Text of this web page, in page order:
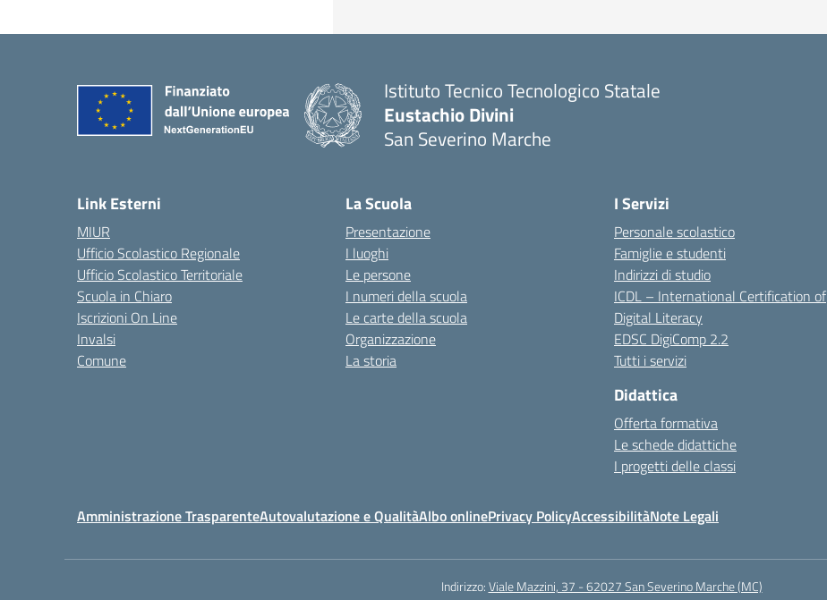
Istituto Tecnico Tecnologico Statale
Eustachio Divini
San Severino Marche
Link Esterni
MIUR
Ufficio Scolastico Regionale
Ufficio Scolastico Territoriale
Scuola in Chiaro
Iscrizioni On Line
Invalsi
Comune
La Scuola
Presentazione
I luoghi
Le persone
I numeri della scuola
Le carte della scuola
Organizzazione
La storia
I Servizi
Personale scolastico
Famiglie e studenti
Indirizzi di studio
ICDL – International Certification of
Digital Literacy
EDSC DigiComp 2.2
Tutti i servizi
Didattica
Offerta formativa
Le schede didattiche
I progetti delle classi
Amministrazione TrasparenteAutovalutazione e QualitàAlbo onlinePrivacy PolicyAccessibilitàNote Legali
Indirizzo:Viale Mazzini, 37 - 62027 San Severino Marche (MC)